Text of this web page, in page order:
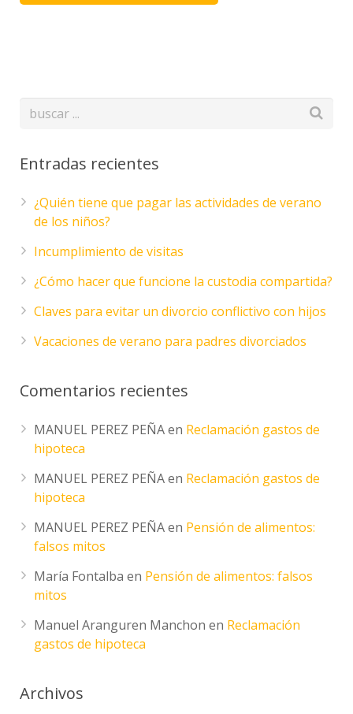
Entradas recientes
¿Quién tiene que pagar las actividades de verano
de los niños?
Incumplimiento de visitas
¿Cómo hacer que funcione la custodia compartida?
Claves para evitar un divorcio conflictivo con hijos
Vacaciones de verano para padres divorciados
Comentarios recientes
MANUEL PEREZ PEÑAen Reclamación gastos de
hipoteca
MANUEL PEREZ PEÑAen Reclamación gastos de
hipoteca
MANUEL PEREZ PEÑAen Pensión de alimentos:
falsos mitos
María Fontalba en Pensión de alimentos: falsos
mitos
Manuel Aranguren Manchon en Reclamación
gastos de hipoteca
Archivos